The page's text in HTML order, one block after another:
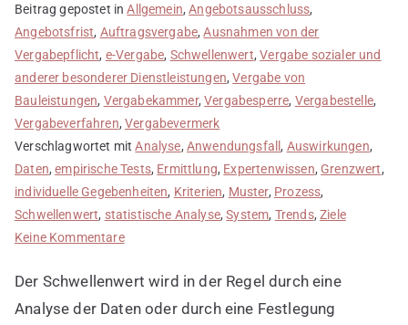
Beitrag gepostet inAllgemein,Angebotsausschluss,
Angebotsfrist, Auftragsvergabe,Ausnahmen von der
Vergabepflicht, e-Vergabe, Schwellenwert,Vergabe sozialer und
anderer besonderer Dienstleistungen,Vergabe von
Bauleistungen, Vergabekammer,Vergabesperre, Vergabestelle,
Vergabeverfahren,Vergabevermerk
Verschlagwortet mitAnalyse, Anwendungsfall, Auswirkungen,
Daten,empirische Tests, Ermittlung, Expertenwissen, Grenzwert,
individuelle Gegebenheiten, Kriterien, Muster, Prozess,
Schwellenwert, statistische Analyse,System, Trends,Ziele
Keine Kommentarezu
des
Schwellenwerts
Der Schwellenwert wird in der Regel durch eine
Analyse der Daten oder durch eine Festlegung